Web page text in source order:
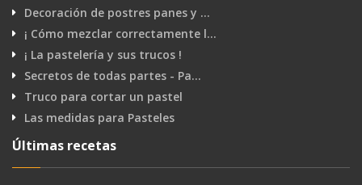
Decoración de postres panes y …
¡ Cómo mezclar correctamente l…
¡ La pastelería y sus trucos !
Secretos de todas partes - Pa…
Truco para cortar un pastel
Las medidas para Pasteles
Últimas recetas